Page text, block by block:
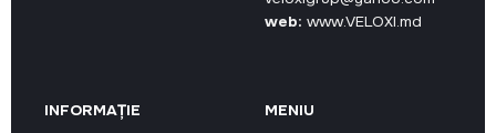
web: www.VELOXI.md
INFORMAȚIE
MENIU